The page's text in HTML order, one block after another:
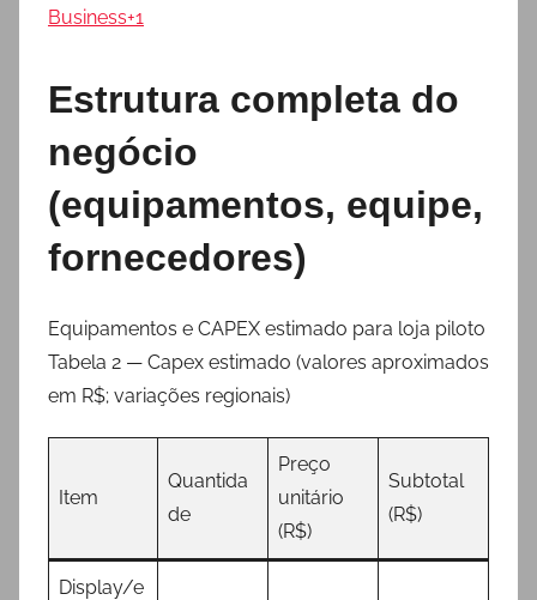
Business+1
Estrutura completa do
negócio
(equipamentos, equipe,
fornecedores)
Equipamentos e CAPEX estimado para loja piloto
Tabela 2 — Capex estimado (valores aproximados
em R$; variações regionais)
Item
Quantida
de
Preço
unitário
(R$)
Subtotal
(R$)
Display/e